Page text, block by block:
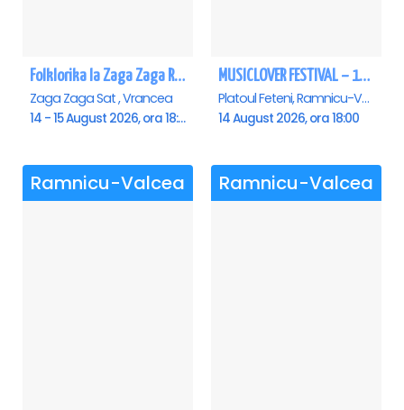
Folklorika la Zaga Zaga Resort - Anulat
Zaga Zaga Sat , Vrancea
14 - 15 August 2026, ora 18:00
MUSICLOVER FESTIVAL – 14 August – Puya, Johny Romano, Shift, Badd G, DJ Matei & Bogdanov
Platoul Feteni, Ramnicu-Valcea
14 August 2026, ora 18:00
Ramnicu-Valcea Ramnicu-Valcea